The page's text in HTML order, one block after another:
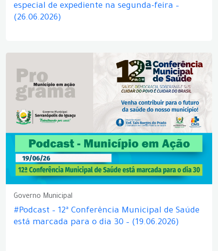
especial de expediente na segunda-feira –
(26.06.2026)
Governo Municipal
#Podcast – 12ª Conferência Municipal de Saúde
está marcada para o dia 30 – (19.06.2026)